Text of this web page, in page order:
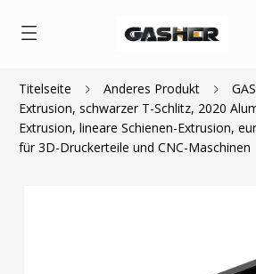
Titelseite Anderes Produkt
Extrusion, schwarzer T-Schlitz, 2020
Extrusion, lineare Schienen-Extrusion,
für 3D-Druckerteile und CNC-Maschinen
$2.00